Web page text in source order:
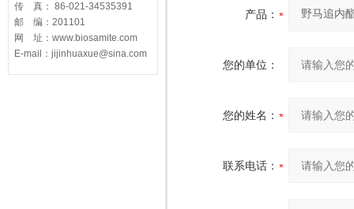
传 真： 86-021-34535391
邮 编：201101
网 址：www.biosamite.com
E-mail：jijinhuaxue@sina.com
产品：
您的单位：
您的姓名：
联系电话：